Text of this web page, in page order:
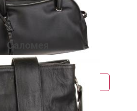
Саломея
1 657 руб.
Подробнее